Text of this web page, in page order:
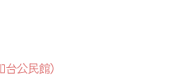
公民館）